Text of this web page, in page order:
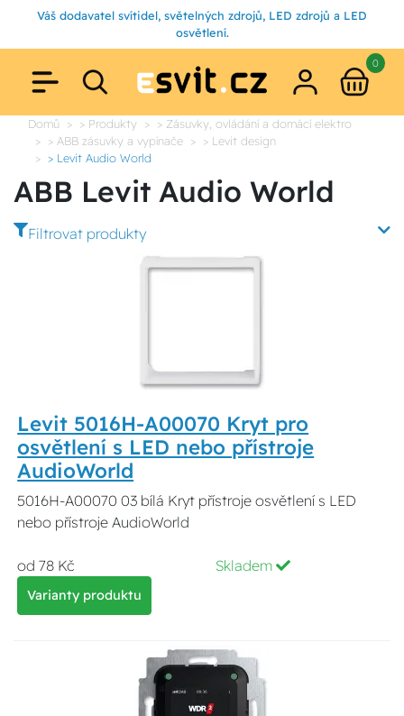
Váš dodavatel svítidel, světelných zdrojů, LED zdrojů a LED
osvětlení.
0
Domů > Produkty
> Zásuvky, ovládání a domácí elektro
> ABB zásuvky a vypínače
> Levit design
> Levit Audio World
ABB Levit Audio World
Filtrovat produkty
Levit 5016H-A00070 Kryt pro
osvětlení s LED nebo přístroje
AudioWorld
5016H-A00070 03 bílá Kryt přístroje osvětlení s LED
nebo přístroje AudioWorld
od 78 Kč Skladem
Varianty produktu